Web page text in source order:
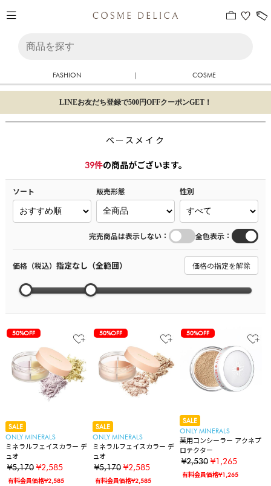
FASHION | COSME
LINEお友だち登録で500円OFFクーポンGET！
ベースメイク
39件の商品がございます。
ソート 販売形態 性別
完売商品は表示しない ： 全色表示 ：
価格（税込） 指定なし（全範囲） 価格の指定を解除
50%OFF
SALE
ONLY MINERALS
ミネラルフェイスカラー デ
ュオ
¥5,170 ¥2,585
有料会員価格¥2,585
50%OFF
SALE
ONLY MINERALS
ミネラルフェイスカラー デ
ュオ
¥5,170 ¥2,585
有料会員価格¥2,585
50%OFF
SALE
ONLY MINERALS
薬用コンシーラー アクネプ
ロテクター
¥2,530 ¥1,265
有料会員価格¥1,265